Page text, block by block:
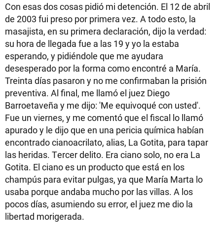
Con esas dos cosas pidió mi detención. El 12 de abril
de 2003 fui preso por primera vez. A todo esto, la
masajista, en su primera declaración, dijo la verdad:
su hora de llegada fue a las 19 y yo la estaba
esperando, y pidiéndole que me ayudara
desesperado por la forma como encontré a María.
Treinta días pasaron y no me confirmaban la prisión
preventiva. Al final, me llamó el juez Diego
Barroetaveña y me dijo: 'Me equivoqué con usted'.
Fue un viernes, y me comentó que el fiscal lo llamó
apurado y le dijo que en una pericia química habían
encontrado cianoacrilato, alias, La Gotita, para tapar
las heridas. Tercer delito. Era ciano solo, no era La
Gotita. El ciano es un producto que está en los
champús para evitar pulgas, ya que María Marta lo
usaba porque andaba mucho por las villas. A los
pocos días, asumiendo su error, el juez me dio la
libertad morigerada.